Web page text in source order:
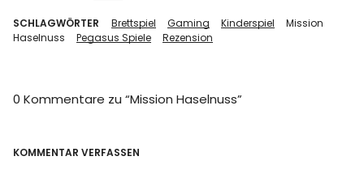
SCHLAGWÖRTER Brettspiel Gaming Kinderspiel
Mission
Haselnuss
Pegasus Spiele Rezension
0 Kommentare zu “Mission Haselnuss”
KOMMENTAR VERFASSEN